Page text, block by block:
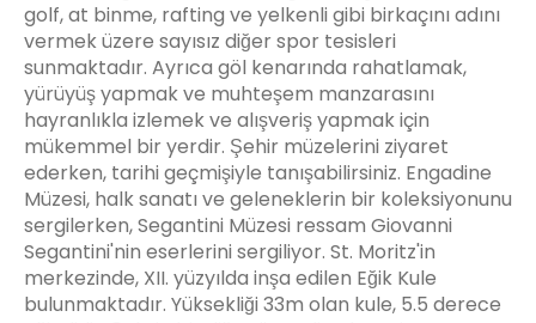
golf, at binme, rafting ve yelkenli gibi birkaçını adını
vermek üzere sayısız diğer spor tesisleri
sunmaktadır. Ayrıca göl kenarında rahatlamak,
yürüyüş yapmak ve muhteşem manzarasını
hayranlıkla izlemek ve alışveriş yapmak için
mükemmel bir yerdir. Şehir müzelerini ziyaret
ederken, tarihi geçmişiyle tanışabilirsiniz. Engadine
Müzesi, halk sanatı ve geleneklerin bir koleksiyonunu
sergilerken, Segantini Müzesi ressam Giovanni
Segantini'nin eserlerini sergiliyor. St. Moritz'in
merkezinde, XII. yüzyılda inşa edilen Eğik Kule
bulunmaktadır. Yüksekliği 33m olan kule, 5.5 derece